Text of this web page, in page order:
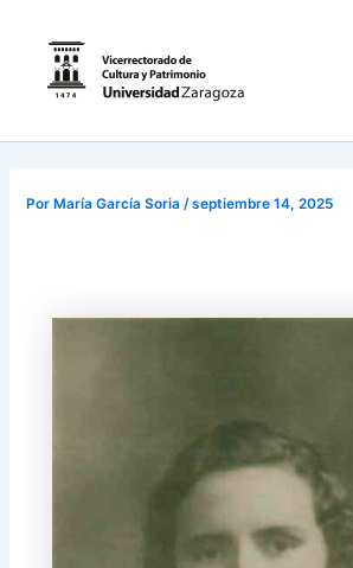
contenido
Por María García Soria/septiembre 14, 2025